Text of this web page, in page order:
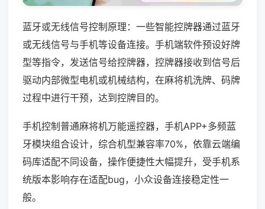
蓝牙或无线信号控制原理：一些智能控牌器通过蓝牙
或无线信号与手机等设备连接。手机端软件预设好牌
型等指令，发送信号给控牌器，控牌器接收到信号后
驱动内部微型电机或机械结构，在麻将机洗牌、码牌
过程中进行干预，达到控牌目的。
手机控制普通麻将机万能遥控器，手机APP+多频蓝
牙模块组合设计，综合机型兼容率70%，依靠云端编
码库适配不同设备，操作便捷性大幅提升，受手机系
统版本影响存在适配bug，小众设备连接稳定性一
般。